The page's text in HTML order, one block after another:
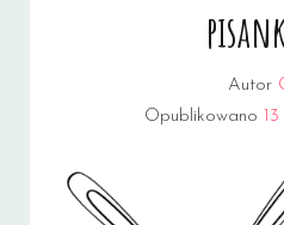
Autor
Opublikowano